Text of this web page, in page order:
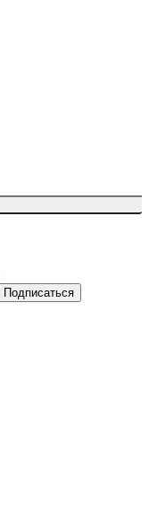
Подписаться